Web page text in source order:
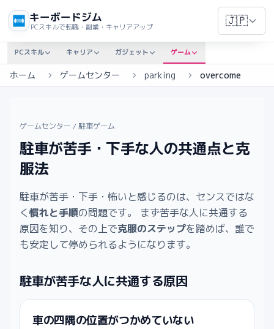
キーボードジム
PCスキルで転職・副業・キャリアアップ 🇯🇵
PCスキル キャリア ガジェット ゲーム
ホーム ゲームセンター parking overcome
ゲームセンター /駐車ゲーム
駐車が苦手・下手な人の共通点と克
服法
駐車が苦手・下手・怖いと感じるのは、センスではな
く慣れと手順の問題です。 まず苦手な人に共通する
原因を知り、その上で克服のステップを踏めば、誰で
も安定して停められるようになります。
駐車が苦手な人に共通する原因
車の四隅の位置がつかめていない